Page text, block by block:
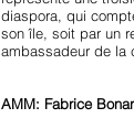
diaspora, qui
son île, soit par un
ambassadeur de la
AMM: Fabrice